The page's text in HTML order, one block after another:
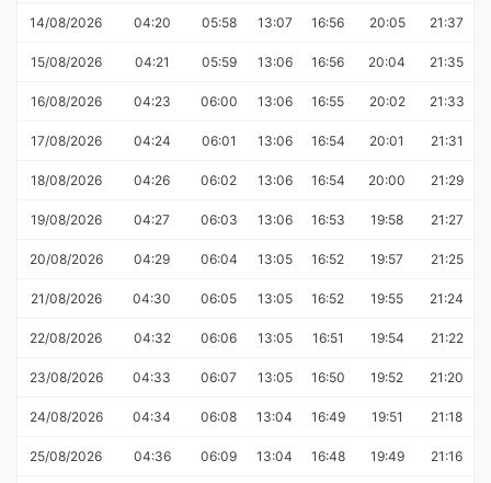
14/08/2026 04:20 05:58 13:07 16:56 20:05 21:37
15/08/2026 04:21 05:59 13:06 16:56 20:04 21:35
16/08/2026 04:23 06:00 13:06 16:55 20:02 21:33
17/08/2026 04:24 06:01 13:06 16:54 20:01 21:31
18/08/2026 04:26 06:02 13:06 16:54 20:00 21:29
19/08/2026 04:27 06:03 13:06 16:53 19:58 21:27
20/08/2026 04:29 06:04 13:05 16:52 19:57 21:25
21/08/2026 04:30 06:05 13:05 16:52 19:55 21:24
22/08/2026 04:32 06:06 13:05 16:51 19:54 21:22
23/08/2026 04:33 06:07 13:05 16:50 19:52 21:20
24/08/2026 04:34 06:08 13:04 16:49 19:51 21:18
25/08/2026 04:36 06:09 13:04 16:48 19:49 21:16